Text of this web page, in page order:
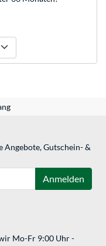
Angebote, Gutschein- &
Anmelden
Mo-Fr 9:00 Uhr -